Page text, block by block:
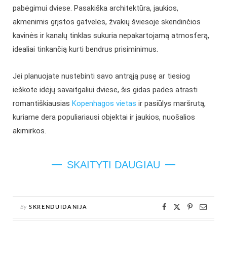
pabėgimui dviese. Pasakiška architektūra, jaukios,
akmenimis grįstos gatvelės, žvakių šviesoje skendinčios
kavinės ir kanalų tinklas sukuria nepakartojamą atmosferą,
idealiai tinkančią kurti bendrus prisiminimus.
Jei planuojate nustebinti savo antrąją pusę ar tiesiog
ieškote idėjų savaitgaliui dviese, šis gidas padės atrasti
romantiškiausias Kopenhagos vietas ir pasiūlys maršrutą,
kuriame dera populiariausi objektai ir jaukios, nuošalios
akimirkos.
SKAITYTI DAUGIAU
By SKRENDUIDANIJA